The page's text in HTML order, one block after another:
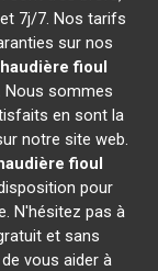
7j/7. Nos tarifs
sur nos
fioul
sommes
en sont la
notre site web.
fioul
pour
N'hésitez pas à
et sans
vous aider à